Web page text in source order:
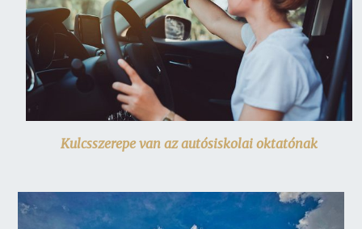
Kulcsszerepe van az autósiskolai oktatónak